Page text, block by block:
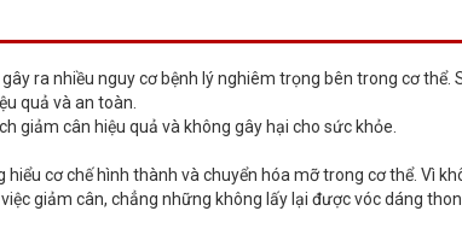
ra nhiều nguy cơ bệnh lý nghiêm trọng bên trong cơ thể.
quả và an toàn.
giảm cân hiệu quả và không gây hại cho sức khỏe.
cơ chế hình thành và chuyển hóa mỡ trong cơ thể. Vì
giảm cân, chẳng những không lấy lại được vóc dáng